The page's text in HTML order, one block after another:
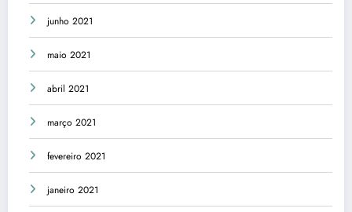
junho 2021
maio 2021
abril 2021
março 2021
fevereiro 2021
janeiro 2021